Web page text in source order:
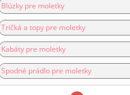
Blúzky pre moletky
Tričká a topy pre moletky
Kabáty pre moletky
Spodné prádlo pre moletky